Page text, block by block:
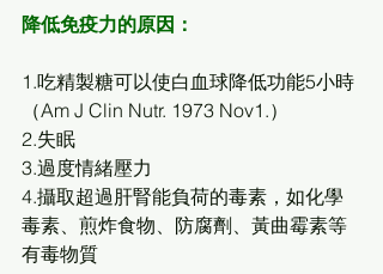
降低免疫力的原因：
1.吃精製糖可以使白血球降低功能5小時
（Am J Clin Nutr. 1973 Nov1.）
2.失眠
3.過度情緒壓力
4.攝取超過肝腎能負荷的毒素，如化學
毒素、煎炸食物、防腐劑、黃曲霉素等
有毒物質